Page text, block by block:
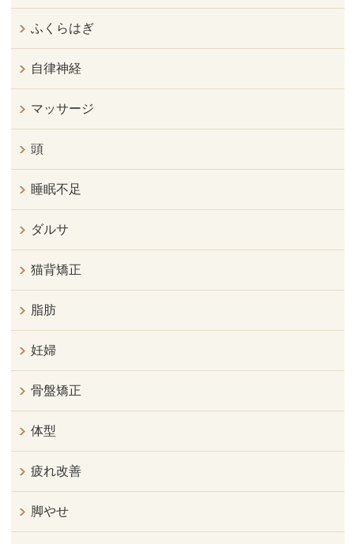
ふくらはぎ
自律神経
マッサージ
頭
睡眠不足
ダルサ
猫背矯正
脂肪
妊婦
骨盤矯正
体型
疲れ改善
脚やせ